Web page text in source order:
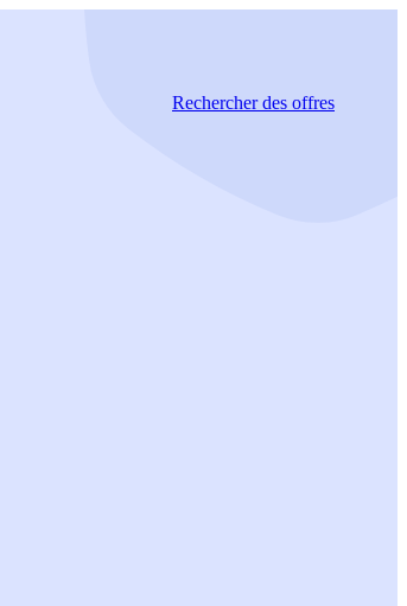
Rechercherdes offres